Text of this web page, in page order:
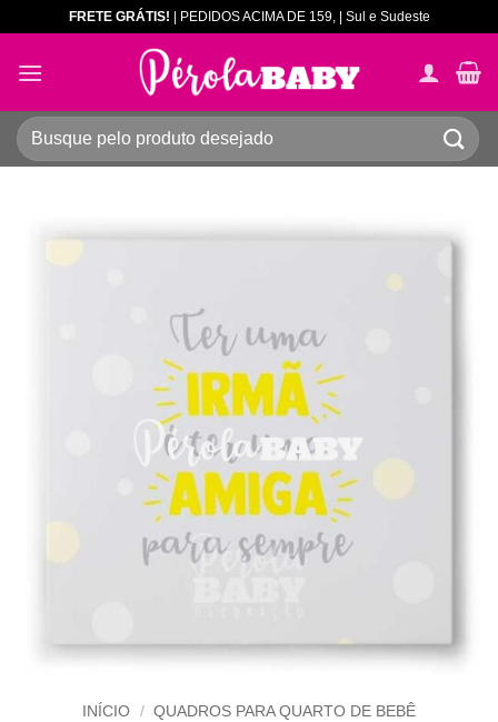
content
FRETE GRÁTIS! | PEDIDOS ACIMA DE 159, | Sul e Sudeste
Pesquisar
por:
INÍCIO / QUADROS PARA QUARTO DE BEBÊ